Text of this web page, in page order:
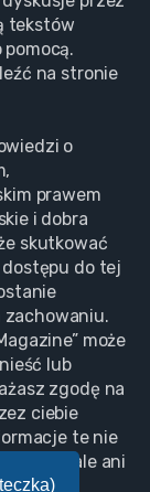
tekstów
na stronie
o
prawem
i dobra
skutkować
dostępu do tej
zachowaniu.
może
lub
zgodę na
ciebie
te nie
zgody, ale ani